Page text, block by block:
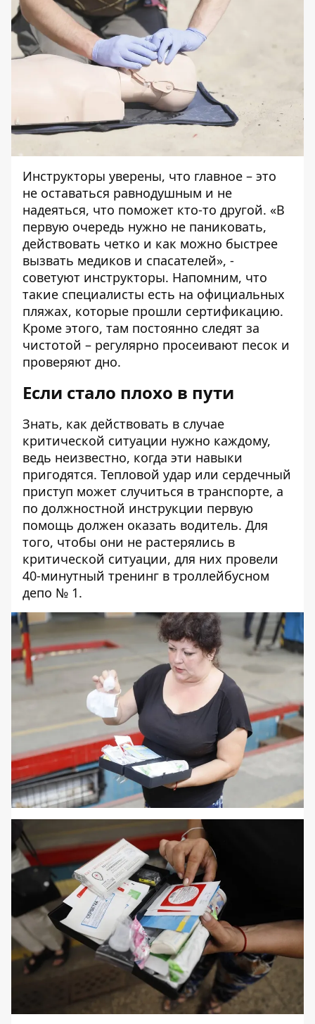
Инструкторы уверены, что главное – это
не оставаться равнодушным и не
надеяться, что поможет кто-то другой. «В
первую очередь нужно не паниковать,
действовать четко и как можно быстрее
вызвать медиков и спасателей», -
советуют инструкторы. Напомним, что
такие специалисты есть на официальных
пляжах, которые прошли сертификацию.
Кроме этого, там постоянно следят за
чистотой – регулярно просеивают песок и
проверяют дно.
Если стало плохо в пути
Знать, как действовать в случае
критической ситуации нужно каждому,
ведь неизвестно, когда эти навыки
пригодятся. Тепловой удар или сердечный
приступ может случиться в транспорте, а
по должностной инструкции первую
помощь должен оказать водитель. Для
того, чтобы они не растерялись в
критической ситуации, для них провели
40-минутный тренинг в троллейбусном
депо № 1.